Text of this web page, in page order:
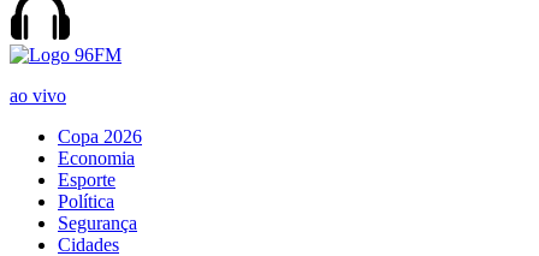
ao vivo
Copa 2026
Economia
Esporte
Política
Segurança
Cidades